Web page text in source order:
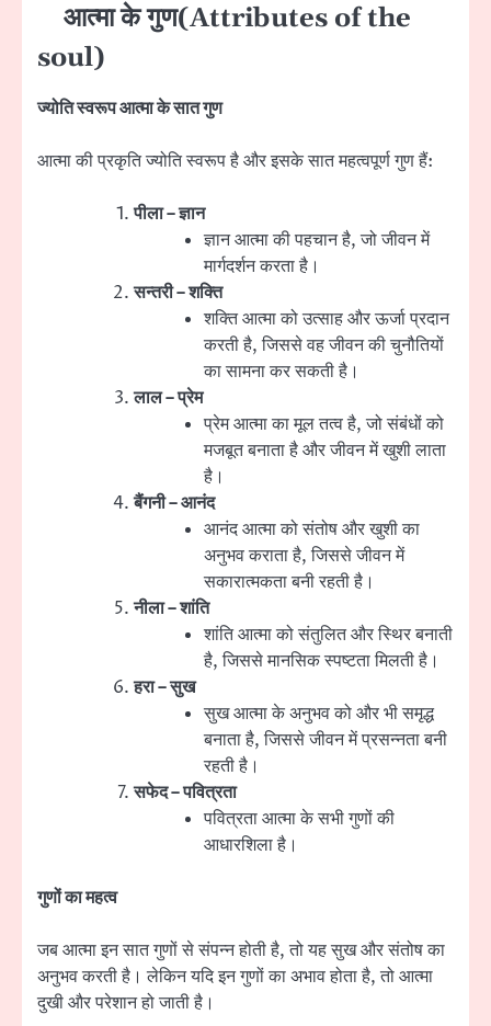
आत्मा के गुण(Attributes of the
soul)
ज्योति स्वरूप आत्मा के सात गुण
आत्मा की प्रकृति ज्योति स्वरूप है और इसके सात महत्वपूर्ण गुण हैं:
पीला – ज्ञान
ज्ञान आत्मा की पहचान है, जो जीवन में
मार्गदर्शन करता है।
सन्तरी – शक्ति
शक्ति आत्मा को उत्साह और ऊर्जा प्रदान
करती है, जिससे वह जीवन की चुनौतियों
का सामना कर सकती है।
लाल – प्रेम
प्रेम आत्मा का मूल तत्व है, जो संबंधों को
मजबूत बनाता है और जीवन में खुशी लाता
है।
बैंगनी – आनंद
आनंद आत्मा को संतोष और खुशी का
अनुभव कराता है, जिससे जीवन में
सकारात्मकता बनी रहती है।
नीला – शांति
शांति आत्मा को संतुलित और स्थिर बनाती
है, जिससे मानसिक स्पष्टता मिलती है।
हरा – सुख
सुख आत्मा के अनुभव को और भी समृद्ध
बनाता है, जिससे जीवन में प्रसन्नता बनी
रहती है।
सफेद – पवित्रता
पवित्रता आत्मा के सभी गुणों की
आधारशिला है।
गुणों का महत्व
जब आत्मा इन सात गुणों से संपन्न होती है, तो यह सुख और संतोष का
अनुभव करती है। लेकिन यदि इन गुणों का अभाव होता है, तो आत्मा
दुखी और परेशान हो जाती है।